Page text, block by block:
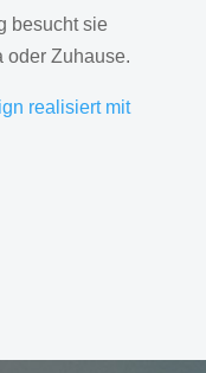
besucht sie
oder Zuhause.
realisiert mit